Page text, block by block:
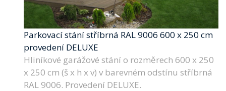
Parkovací stání stříbrná RAL 9006 600 x 250 cm
provedení DELUXE
Hliníkové garážové stání o rozměrech 600 x 250
x 250 cm (š x h x v) v barevném odstínu stříbrná
RAL 9006. Provedení DELUXE.